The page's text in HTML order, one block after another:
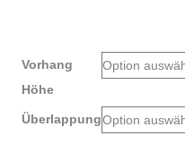
Vorhang
Höhe
Überlappung